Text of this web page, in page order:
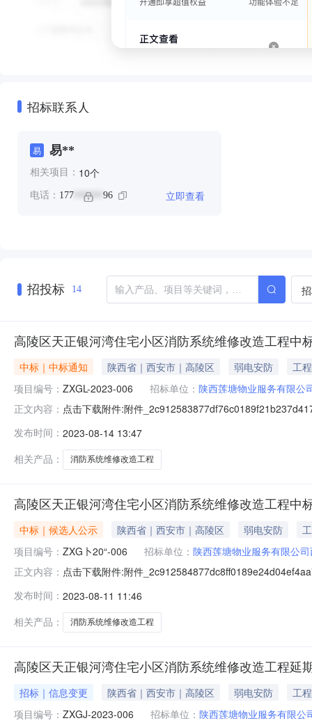
招标联系人
易 易**
相关项目： 10个
电话： 177 ****** 96 立即查看
招投标 14
高陵区天正银河湾住宅小区消防系统维修改造工程中
中标｜中标通知 陕西省｜西安市｜高陵区 弱电安防
工程
项目编号： ZXGL-2023-006 招标单位： 陕西莲塘物业服务有限公
正文内容： 点击下载附件:附件
他:/三、监督部门本招标项目的监督部门为西安市高陵区
发布时间： 2023-08-14 13:47
相关产品：
消防系统维修改造工程
高陵区天正银河湾住宅小区消防系统维修改造工程中
中标｜候选人公示 陕西省｜西安市｜高陵区 弱电安防
项目编号： ZXG卜20“-006 招标单位： 陕西莲塘物业服务有限公
正文内容： 点击下载附件:附件
lliJˉ赛士建哎I程有限公司,投标报价:122,9砝3933万元,质
发布时间： 2023-08-11 11:46
相关产品：
消防系统维修改造工程
高陵区天正银河湾住宅小区消防系统维修改造工程延
招标｜信息变更 陕西省｜西安市｜高陵区 弱电安防
工程
项目编号： ZXGJ-2023-006 招标单位： 陕西莲塘物业服务有限公